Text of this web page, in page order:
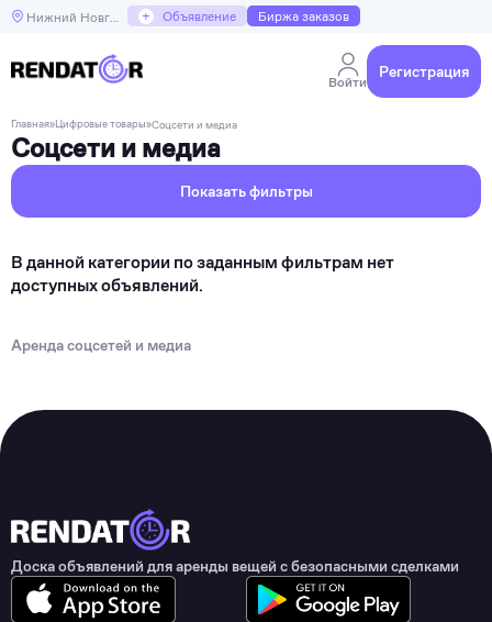
Нижний Новгород + Объявление Биржа заказов
Войти
Регистрация
Главная»Цифровые товары»Соцсети и медиа
Соцсети и медиа
Показать фильтры
В данной категории по заданным фильтрам нет
доступных объявлений.
Аренда соцсетей и медиа
Доска объявлений для аренды вещей с безопасными сделками